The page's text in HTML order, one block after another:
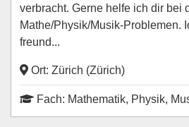
verbracht. Gerne helfe ich dir bei
Mathe/Physik/Musik-Problemen.
freund...
Ort: Zürich (Zürich)
Fach: Mathematik, Physik,